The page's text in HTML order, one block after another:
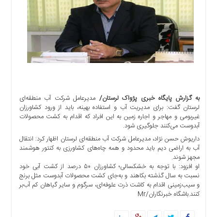
سیاسی
اقتصادی
ورزشی
فرهنگی
آموزشی
دسترسی
سریع
ارتباط
برگه
نمونه
به گزارش پایگاه خبری پژواک لرستان/ مدیرعامل شرکت آب منطقه‌ای
لرستان گفت: برای مدیریت آب و استفاده بهینه، باید از ورود کشاورزان
غیربومی و مهاجر و اجاره زمین به این افراد که اقدام به کشت محصولات
آبدوست می‌کنند جلوگیری شود.
داریوش حسن نژاد، مدیرعامل شرکت آب منطقه‌ای لرستان اظهار کرد: انتقال
آب به اراضی دیم باید محدود و همه چاه‌های کشاورزی به کنتور هوشمند
مجهز شوند.
او افزود: با توجه به خشکسالی؛ کشاورزان ۵۰ درصد از کشت آبی خود
نسبت به سال گذشته بکاهند و به‌جای کشت محصولات آبدوست مثل برنج
و سیب‌زمینی اقدام به کاشت ذرت علوفه‌ای، سرگوم و سایر گیاهان کم آب‌بر
کنند.باشگاه خبرنگاران/Mr